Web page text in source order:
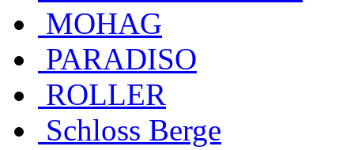
MOHAG
PARADISO
ROLLER
Schloss Berge